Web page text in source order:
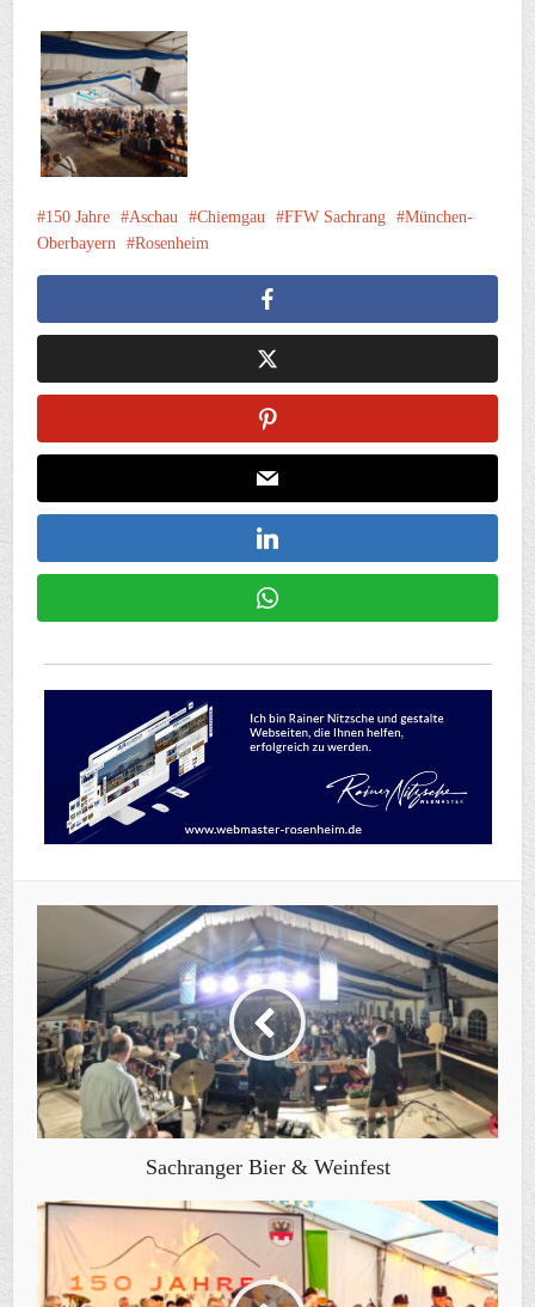
150 Jahre Aschau Chiemgau FFW Sachrang
München-
Oberbayern
Rosenheim
Sachranger Bier & Weinfest